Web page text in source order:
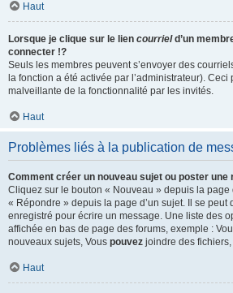
Haut
Lorsque je clique sur le lien courrield’un
connecter !?
Seuls les membres peuvent s’envoyer des
la fonction a été activée par l’administrateur). Ceci
malveillante de la fonctionnalité par les invités.
Haut
Problèmes liés à la publication de
Comment créer un nouveau sujet ou poster une
Cliquez sur le bouton « Nouveau » depuis la page
« Répondre » depuis la page d’un sujet. Il se peut
enregistré pour écrire un message. Une liste des
affichée en bas de page des forums, exemple :
nouveaux sujets, Vous pouvez joindre des fichiers,
Haut